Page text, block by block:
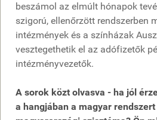
beszámol az elmúlt hónapok
szigorú, ellenőrzött rendszerben
intézmények és a színházak
vesztegethetik el az adófizetők
intézményvezetők.
A sorok közt olvasva - ha jól
a hangjában a magyar